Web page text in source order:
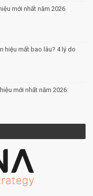
mới nhất năm 2026
hiệu mất bao lâu? 4 lý do
mới nhất năm 2026: